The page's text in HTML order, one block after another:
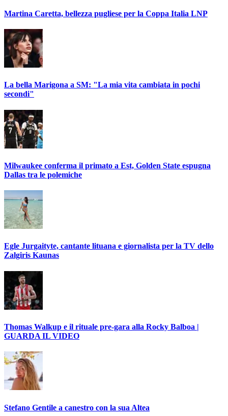
Martina Caretta, bellezza pugliese per la Coppa Italia LNP
La bella Marigona a SM: "La mia vita cambiata in pochi
secondi"
Milwaukee conferma il primato a Est, Golden State espugna
Dallas tra le polemiche
Egle Jurgaityte, cantante lituana e giornalista per la TV dello
Zalgiris Kaunas
Thomas Walkup e il rituale pre-gara alla Rocky Balboa |
GUARDA IL VIDEO
Stefano Gentile a canestro con la sua Altea